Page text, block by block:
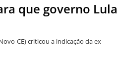
que governo Lula
CE) criticou a indicação da ex-